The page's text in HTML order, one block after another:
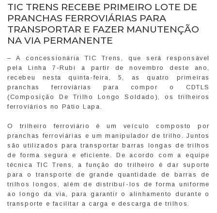
TIC TRENS RECEBE PRIMEIRO LOTE DE
PRANCHAS FERROVIÁRIAS PARA
TRANSPORTAR E FAZER MANUTENÇÃO
NA VIA PERMANENTE
– A concessionária TIC Trens, que será responsável
pela Linha 7-Rubi a partir de novembro deste ano,
recebeu nesta quinta-feira, 5, as quatro primeiras
pranchas ferroviárias para compor o CDTLS
(Composição De Trilho Longo Soldado), os trilheiros
ferroviários no Pátio Lapa.
O trilheiro ferroviário é um veículo composto por
pranchas ferroviárias e um manipulador de trilho. Juntos
são utilizados para transportar barras longas de trilhos
de forma segura e eficiente. De acordo com a equipe
técnica TIC Trens, a função do trilheiro é dar suporte
para o transporte de grande quantidade de barras de
trilhos longos, além de distribuí-los de forma uniforme
ao longo da via, para garantir o alinhamento durante o
transporte e facilitar a carga e descarga de trilhos.